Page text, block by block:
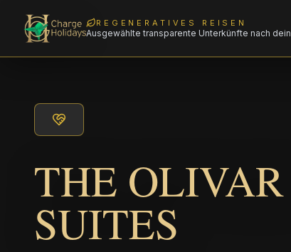
REGENERATIVES REISEN
Ausgewählte transparente Unterkünfte nach
THE
SUITES